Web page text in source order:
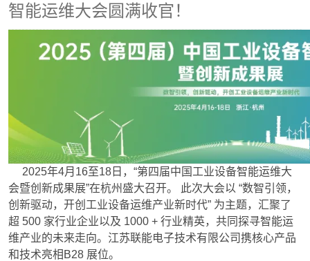
智能运维大会圆满收官！
2025年4月16至18日，“第四届中国工业设备智能运维大
会暨创新成果展”在杭州盛大召开。 此次大会以 “数智引领，
创新驱动，开创工业设备运维产业新时代” 为主题，汇聚了
超 500 家行业企业以及 1000 + 行业精英，共同探寻智能运
维产业的未来走向。江苏联能电子技术有限公司携核心产品
和技术亮相B28 展位。